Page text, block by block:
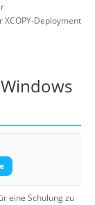
Deployment
eine Schulung zu